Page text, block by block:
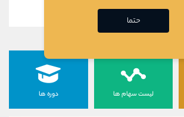
خیر ، مفید نبود
لیست سهام ها دوره ها
حتما